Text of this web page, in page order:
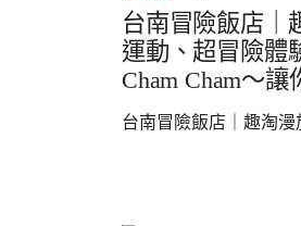
台南冒險飯店｜
運動、超冒險體
Cham Cham～
台南冒險飯店｜趣淘